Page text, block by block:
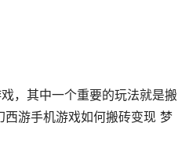
，其中一个重要的玩法就是搬
游手机游戏如何搬砖变现 梦